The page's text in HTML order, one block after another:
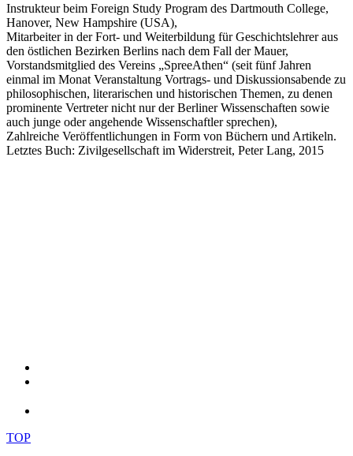
Instrukteur beim Foreign Study Program des Dartmouth College,
Hanover, New Hampshire (USA),
Mitarbeiter in der Fort- und Weiterbildung für Geschichtslehrer aus
den östlichen Bezirken Berlins nach dem Fall der Mauer,
Vorstandsmitglied des Vereins „SpreeAthen“ (seit fünf Jahren
einmal im Monat Veranstaltung Vortrags- und Diskussionsabende zu
philosophischen, literarischen und historischen Themen, zu denen
prominente Vertreter nicht nur der Berliner Wissenschaften sowie
auch junge oder angehende Wissenschaftler sprechen),
Zahlreiche Veröffentlichungen in Form von Büchern und Artikeln.
Letztes Buch: Zivilgesellschaft im Widerstreit, Peter Lang, 2015
TOP